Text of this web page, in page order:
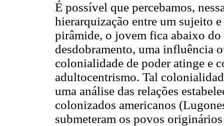
É possível que percebamos,
hierarquização entre um sujeito
pirâmide, o jovem fica abaixo do
desdobramento, uma influência
colonialidade de poder atinge e
adultocentrismo. Tal
uma análise das relações
colonizados americanos
submeteram os povos